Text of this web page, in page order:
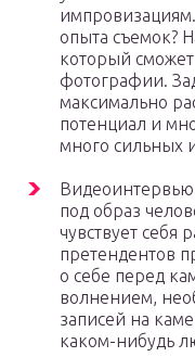
импровизациям.
опыта съемок?
который
фотографии.
максимально
потенциал и
много сильных
под образ
чувствует себя
претендентов
о себе перед
волнением,
записей на
каком-нибудь